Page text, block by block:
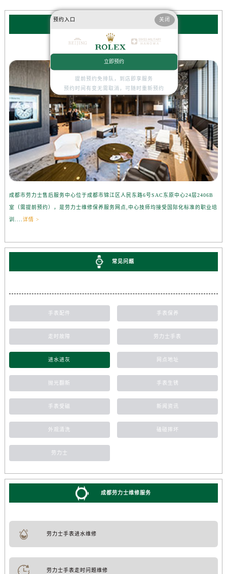
成都劳力士售后服务中心
成都市劳力士售后服务中心位于成都市锦江区人民东路6号SAC东原中心24层2406B
室（需提前预约），是劳力士维修保养服务网点,中心技师均接受国际化标准的职业培
训.... 详情 >
常见问题
手表配件 手表保养
走时故障 劳力士手表
进水进灰 网点地址
抛光翻新 手表生锈
手表受磁 新闻资讯
外观清洗 磕碰摔坏
劳力士
成都劳力士维修服务
劳力士手表进水维修
劳力士手表走时问题维修
预约入口 关闭
立即预约
提前预约免排队，到店即享服务
预约时间有变无需取消，可随时重新预约